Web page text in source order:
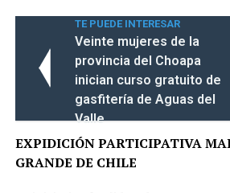
TE PUEDE INTERESAR
Veinte mujeres de la
provincia del Choapa
inician curso gratuito de
gasfitería de Aguas del
Valle
EXPIDICIÓN PARTICIPATIVA
GRANDE DE CHILE